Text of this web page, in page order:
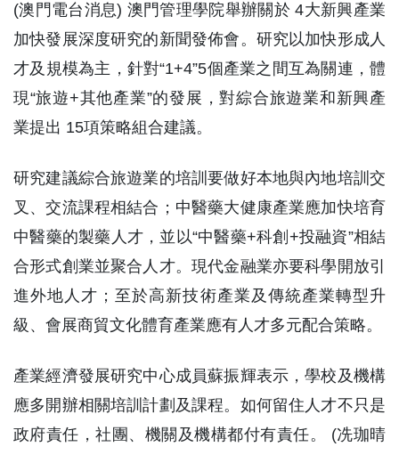
(澳門電台消息) 澳門管理學院舉辦關於 4大新興產業
加快發展深度研究的新聞發佈會。研究以加快形成人
才及規模為主，針對“1+4”5個產業之間互為關連，體
現“旅遊+其他產業”的發展，對綜合旅遊業和新興產
業提出 15項策略組合建議。
研究建議綜合旅遊業的培訓要做好本地與內地培訓交
叉、交流課程相結合；中醫藥大健康產業應加快培育
中醫藥的製藥人才，並以“中醫藥+科創+投融資”相結
合形式創業並聚合人才。現代金融業亦要科學開放引
進外地人才；至於高新技術產業及傳統產業轉型升
級、會展商貿文化體育產業應有人才多元配合策略。
產業經濟發展研究中心成員蘇振輝表示，學校及機構
應多開辦相關培訓計劃及課程。如何留住人才不只是
政府責任，社團、機關及機構都付有責任。 (冼珈晴